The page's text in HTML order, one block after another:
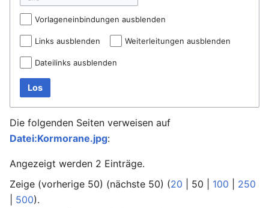
Vorlageneinbindungen ausblenden
Links ausblenden Weiterleitungen ausblenden
Dateilinks ausblenden
Los
Die folgenden Seiten verweisen auf
Datei:Kormorane.jpg:
Angezeigt werden 2 Einträge.
Zeige (vorherige 50) (nächste 50) (20 50 100
250
500).